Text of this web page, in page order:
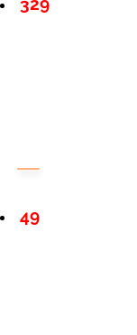
49